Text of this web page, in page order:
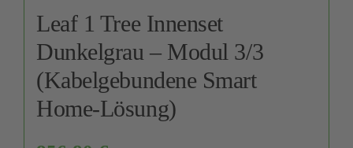
Leaf 1 Tree Innenset
Dunkelgrau – Modul 3/3
(Kabelgebundene Smart
Home-Lösung)